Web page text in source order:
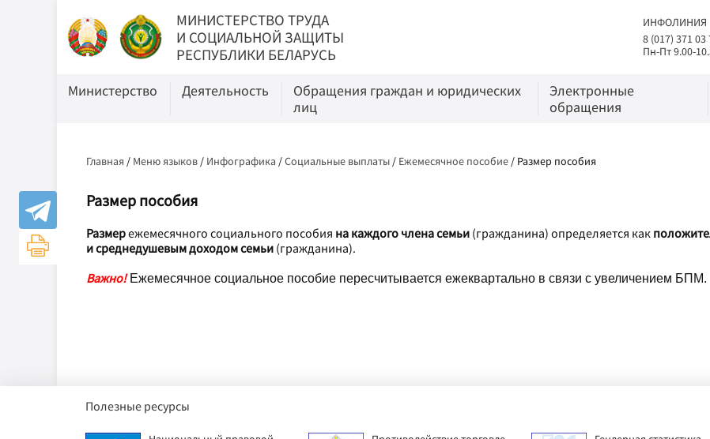
МИНИСТЕРСТВО ТРУДА
И СОЦИАЛЬНОЙ ЗАЩИТЫ
РЕСПУБЛИКИ БЕЛАРУСЬ
ИНФОЛИНИЯ
8 (017) 371 03
Пн-Пт 9.00-
Министерство Деятельность
Обращения граждан и юридических
лиц
Электронные
обращения
Главная / Меню языков / Инфографика /Социальные выплаты / Ежемесячное пособие / Размер пособия
Размер пособия
Размережемесячного социального пособия на каждого члена семьи (гражданина) определяется как
и среднедушевым доходом семьи (гражданина).
Важно!Ежемесячное социальное пособие пересчитывается ежеквартально в связи с увеличением БПМ.
Полезные ресурсы